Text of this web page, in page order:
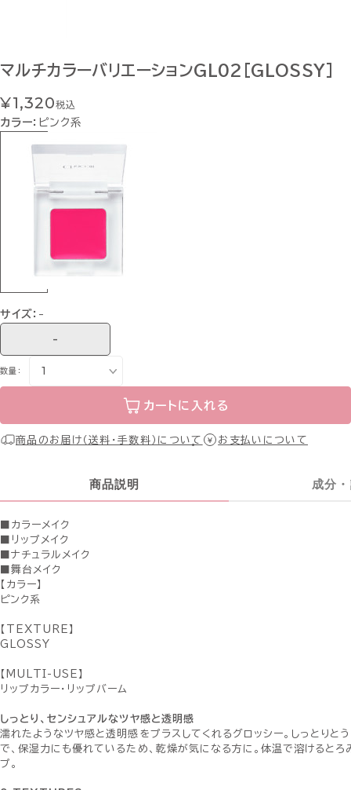
マルチカラーバリエーションGL02[GLOSSY]
¥1,320税込
カラー： ピンク系
サイズ： -
-
数量：
カートに入れる
商品のお届け（送料・手数料）について お支払いについて
商品説明 成分
■カラーメイク
■リップメイク
■ナチュラルメイク
■舞台メイク
【カラー】
ピンク系
【TEXTURE】
GLOSSY
【MULTI-USE】
リップカラー・リップバーム
しっとり、センシュアルなツヤ感と透明感
濡れたようなツヤ感と透明感をプラスしてくれるグロッシー。しっとりと
で、保湿力にも優れているため、乾燥が気になる方に。体温で溶けるとろ
プ。